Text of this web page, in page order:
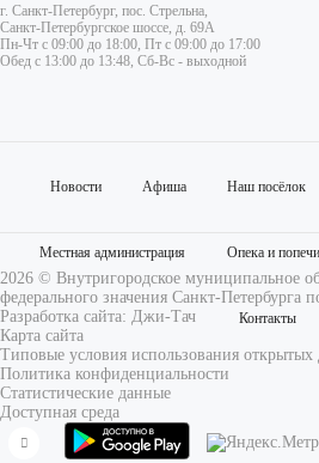
г. Санкт-Петербург, пос. Стрельна,
Санкт-Петербургское шоссе, д. 69А
Пн-Чт с 09:00 до 18:00, Пт с 09:00 до 17:00
Обед с 13:00 до 13:48, Сб-Вс - выходной
Новости Афиша Наш посёлок
Местная администрация Опека и
Контакты
2026 © Внутригородское муниципальное
федерального значения Санкт-Петербурга
Разработка сайта: Джи-Тач
Карта сайта
Типовые условия использования открытых
Политика конфиденциальности
Статистические данные
Доступная среда